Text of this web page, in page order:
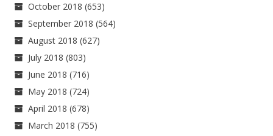
October 2018 (653)
September 2018 (564)
August 2018 (627)
July 2018 (803)
June 2018 (716)
May 2018 (724)
April 2018 (678)
March 2018 (755)